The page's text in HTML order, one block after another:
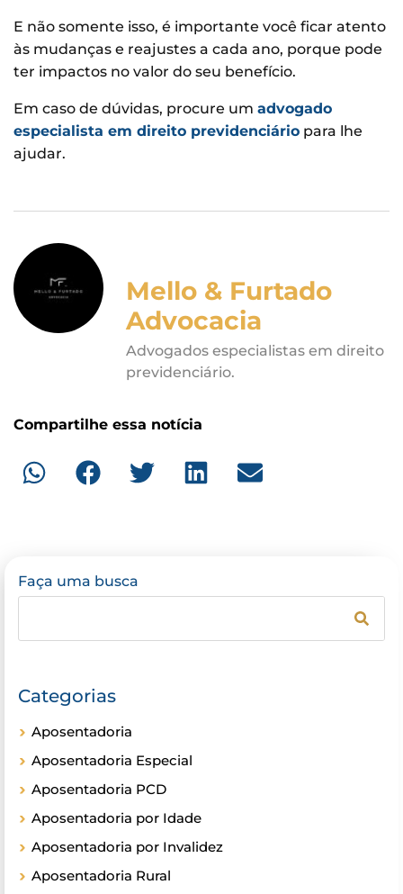
E não somente isso, é importante você ficar atento
às mudanças e reajustes a cada ano, porque pode
ter impactos no valor do seu benefício.
Em caso de dúvidas, procure um advogado
especialista em direito previdenciário para lhe
ajudar.
Mello & Furtado
Advocacia
Advogados especialistas em direito
previdenciário.
Compartilhe essa notícia
Faça uma busca
Categorias
Aposentadoria
Aposentadoria Especial
Aposentadoria PCD
Aposentadoria por Idade
Aposentadoria por Invalidez
Aposentadoria Rural